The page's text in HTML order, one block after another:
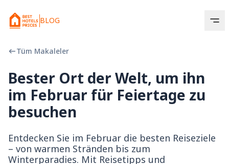
BLOG
Tüm Makaleler
Bester Ort der Welt, um ihn
im Februar für Feiertage zu
besuchen
Entdecken Sie im Februar die besten Reiseziele
– von warmen Stränden bis zum
Winterparadies. Mit Reisetipps und